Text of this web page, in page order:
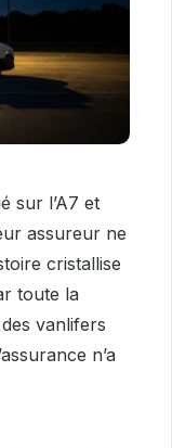
sur l’A7 et
assureur ne
cristallise
toute la
vanlifers
n’a